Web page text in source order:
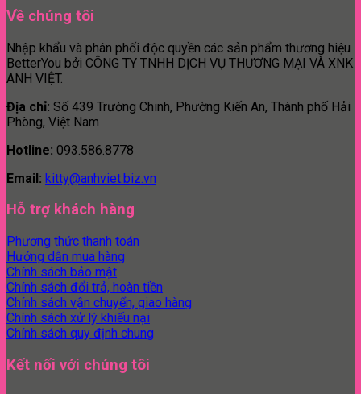
Về chúng tôi
Nhập khẩu và phân phối độc quyền các sản phẩm thương hiệu
BetterYou bởi CÔNG TY TNHH DỊCH VỤ THƯƠNG MẠI VÀ XNK
ANH VIỆT.
Địa chỉ: Số 439 Trường Chinh, Phường Kiến An, Thành phố Hải
Phòng, Việt Nam
Hotline: 093.586.8778
Email: kitty@anhviet.biz.vn
Hỗ trợ khách hàng
Phương thức thanh toán
Hướng dẫn mua hàng
Chính sách bảo mật
Chính sách đổi trả, hoàn tiền
Chính sách vận chuyển, giao hàng
Chính sách xử lý khiếu nại
Chính sách quy định chung
Kết nối với chúng tôi